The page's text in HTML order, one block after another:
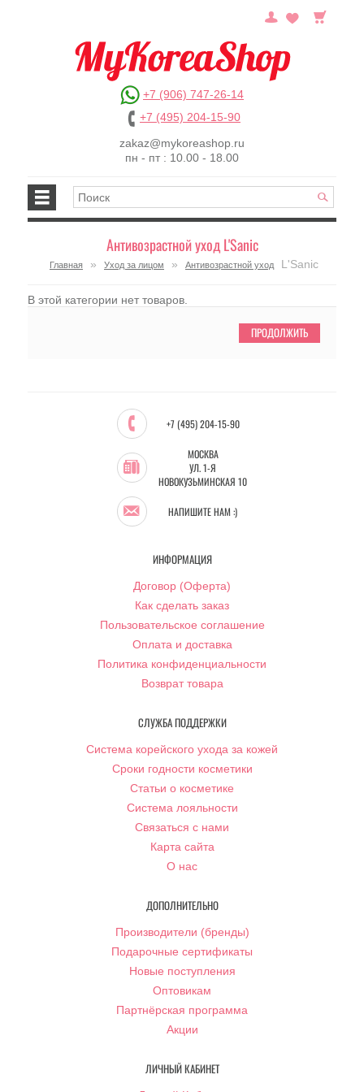
+7 (906) 747-26-14
+7 (495) 204-15-90
zakaz@mykoreashop.ru
пн - пт : 10.00 - 18.00
Антивозрастной уход L'Sanic
Главная » Уход за лицом » Антивозрастной уход L'Sanic
В этой категории нет товаров.
ПРОДОЛЖИТЬ
+7 (495) 204-15-90
МОСКВА
УЛ. 1-Я
НОВОКУЗЬМИНСКАЯ 10
НАПИШИТЕ НАМ :)
ИНФОРМАЦИЯ
Договор (Оферта)
Как сделать заказ
Пользовательское соглашение
Оплата и доставка
Политика конфиденциальности
Возврат товара
СЛУЖБА ПОДДЕРЖКИ
Система корейского ухода за кожей
Сроки годности косметики
Статьи о косметике
Система лояльности
Связаться с нами
Карта сайта
О нас
ДОПОЛНИТЕЛЬНО
Производители (бренды)
Подарочные сертификаты
Новые поступления
Оптовикам
Партнёрская программа
Акции
ЛИЧНЫЙ КАБИНЕТ